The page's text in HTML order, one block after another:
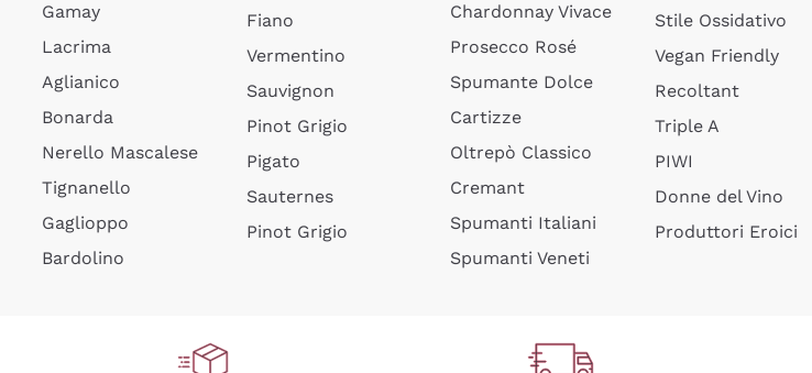
Gamay
Lacrima
Aglianico
Bonarda
Nerello Mascalese
Tignanello
Gaglioppo
Bardolino
Fiano
Vermentino
Sauvignon
Pinot Grigio
Pigato
Sauternes
Pinot Grigio
Chardonnay Vivace
Prosecco Rosé
Spumante Dolce
Cartizze
Oltrepò Classico
Cremant
Spumanti Italiani
Spumanti Veneti
Stile Ossidativo
Vegan Friendly
Recoltant
Triple A
PIWI
Donne del Vino
Produttori Eroici